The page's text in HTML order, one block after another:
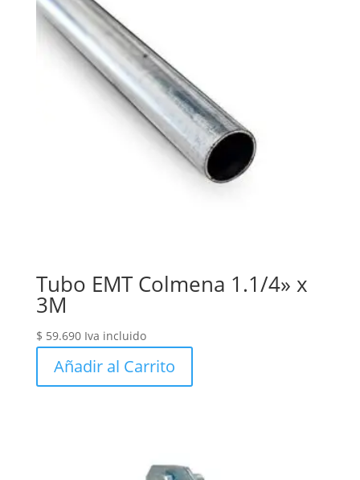
Tubo EMT Colmena 1.1/4» x
3M
$ 59.690 Iva incluido
Añadir al Carrito